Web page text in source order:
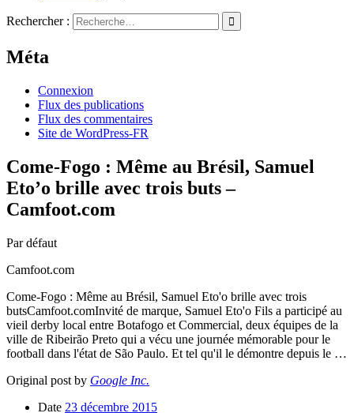
Rechercher :
Méta
Connexion
Flux des publications
Flux des commentaires
Site de WordPress-FR
Come-Fogo : Même au Brésil, Samuel
Eto’o brille avec trois buts –
Camfoot.com
Par défaut
Camfoot.com
Come-Fogo : Même au Brésil, Samuel Eto'o brille avec trois
butsCamfoot.comInvité de marque, Samuel Eto'o Fils a participé au
vieil derby local entre Botafogo et Commercial, deux équipes de la
ville de Ribeirão Preto qui a vécu une journée mémorable pour le
football dans l'état de São Paulo. Et tel qu'il le démontre depuis le …
Original post by Google Inc.
Date 23 décembre 2015